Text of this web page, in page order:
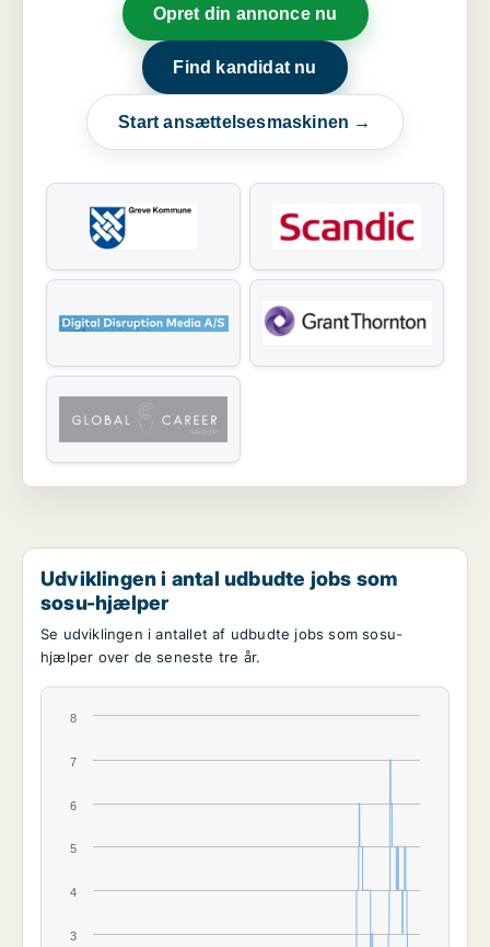
Opret din annonce nu
Find kandidat nu
Start ansættelsesmaskinen →
Udviklingen i antal udbudte jobs som
sosu-hjælper
Se udviklingen i antallet af udbudte jobs som sosu-
hjælper over de seneste tre år.
3
4
5
6
7
8